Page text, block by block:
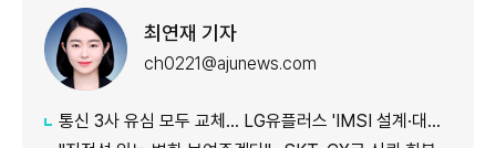
최연재 기자
ch0221@ajunews.com
통신 3사 유심 모두 교체… LG유플러스 'IMSI 설계·대응 시점' 놓고 갑론을박